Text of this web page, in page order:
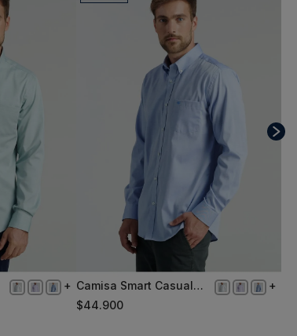
L
Camisa Smart Casual
Oxford Sc Blue
$44.900